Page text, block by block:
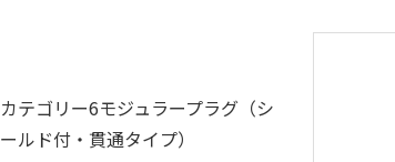
カテゴリー6モジュラープラグ（シ
ールド付・貫通タイプ）